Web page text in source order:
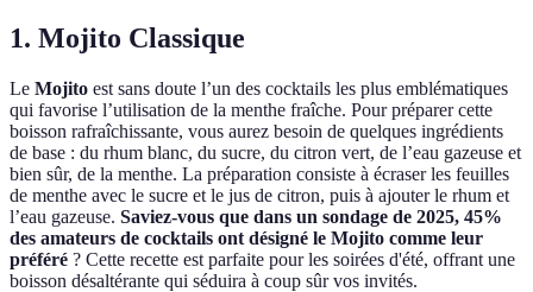
1. Mojito Classique
Le Mojito est sans doute l’un des cocktails les plus emblématiques
qui favorise l’utilisation de la menthe fraîche. Pour préparer cette
boisson rafraîchissante, vous aurez besoin de quelques ingrédients
de base : du rhum blanc, du sucre, du citron vert, de l’eau gazeuse et
bien sûr, de la menthe. La préparation consiste à écraser les feuilles
de menthe avec le sucre et le jus de citron, puis à ajouter le rhum et
l’eau gazeuse. Saviez-vous que dans un sondage de 2025, 45%
des amateurs de cocktails ont désigné le Mojito comme leur
préféré ? Cette recette est parfaite pour les soirées d'été, offrant une
boisson désaltérante qui séduira à coup sûr vos invités.